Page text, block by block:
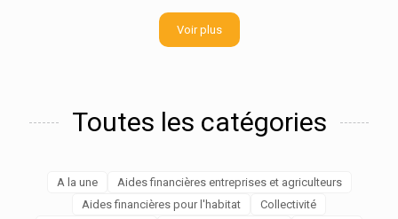
Voir plus
Toutes les catégories
A la une
Aides financières entreprises et agriculteurs
Aides financières pour l'habitat
Collectivité